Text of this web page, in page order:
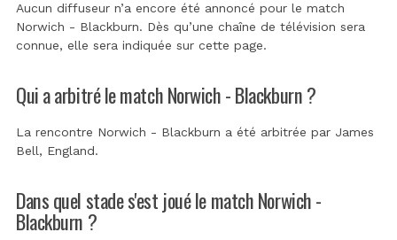
Aucun diffuseur n’a encore été annoncé pour le match
Norwich - Blackburn. Dès qu’une chaîne de télévision sera
connue, elle sera indiquée sur cette page.
Qui a arbitré le match Norwich - Blackburn ?
La rencontre Norwich - Blackburn a été arbitrée par James
Bell, England.
Dans quel stade s'est joué le match Norwich -
Blackburn ?